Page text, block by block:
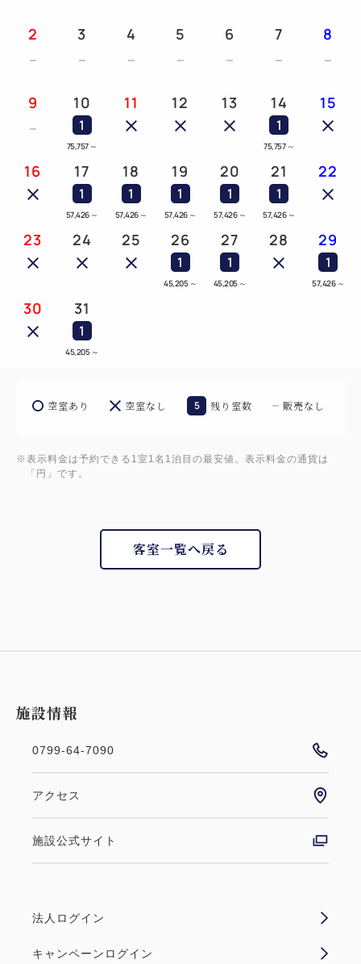
2 3 4 5 6 7 8
9 10
1
75,757 ～
11 12 13 14
1
75,757 ～
15
16 17
1
57,426 ～
18
1
57,426 ～
19
1
57,426 ～
20
1
57,426 ～
21
1
57,426 ～
22
23 24 25 26
1
45,205 ～
27
1
45,205 ～
28 29
1
57,426 ～
30 31
1
45,205 ～
空室あり 空室なし 5 残り室数 販売なし
※表示料金は予約できる1室1名1泊目の最安値。表示料金の通貨は
「円」です。
客室一覧へ戻る
施設情報
0799-64-7090
アクセス
施設公式サイト
法人ログイン
キャンペーンログイン